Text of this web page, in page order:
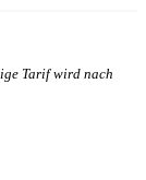
Tarif wird nach